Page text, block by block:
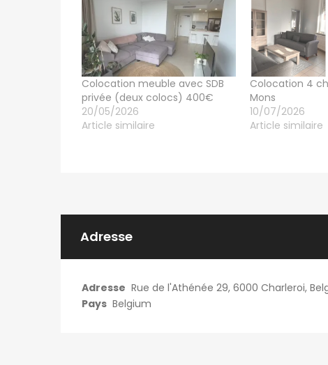
Colocation meuble avec SDB
privée (deux colocs) 400€
20/05/2026
Article similaire
Colocation 4
Mons
10/07/2026
Article similaire
Adresse
Adresse Rue de l'Athénée 29, 6000 Charleroi,
Pays Belgium